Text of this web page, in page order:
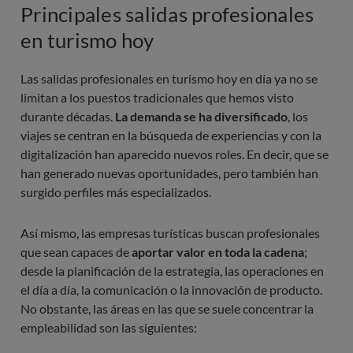
Principales salidas profesionales
en turismo hoy
Las salidas profesionales en turismo hoy en día ya no se
limitan a los puestos tradicionales que hemos visto
durante décadas. La demanda se ha diversificado, los
viajes se centran en la búsqueda de experiencias y con la
digitalización han aparecido nuevos roles. En decir, que se
han generado nuevas oportunidades, pero también han
surgido perfiles más especializados.
Así mismo, las empresas turísticas buscan profesionales
que sean capaces deaportar valor en toda la cadena;
desde la planificación de la estrategia, las operaciones en
el día a día, la comunicación o la innovación de producto.
No obstante, las áreas en las que se suele concentrar la
empleabilidad son las siguientes: